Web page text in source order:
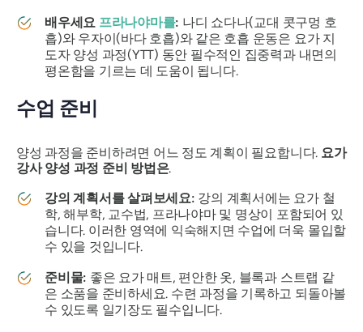
배우세요 프라나야마를: 나디 쇼다나(교대 콧구멍 호
흡)와 우자이(바다 호흡)와 같은 호흡 운동은 요가 지
도자 양성 과정(YTT) 동안 필수적인 집중력과 내면의
평온함을 기르는 데 도움이 됩니다.
수업 준비
양성 과정을 준비하려면 어느 정도 계획이 필요합니다. 요가
강사 양성 과정 준비 방법은.
강의 계획서를 살펴보세요: 강의 계획서에는 요가 철
학, 해부학, 교수법, 프라나야마 및 명상이 포함되어 있
습니다. 이러한 영역에 익숙해지면 수업에 더욱 몰입할
수 있을 것입니다.
준비물: 좋은 요가 매트, 편안한 옷, 블록과 스트랩 같
은 소품을 준비하세요. 수련 과정을 기록하고 되돌아볼
수 있도록 일기장도 필수입니다.